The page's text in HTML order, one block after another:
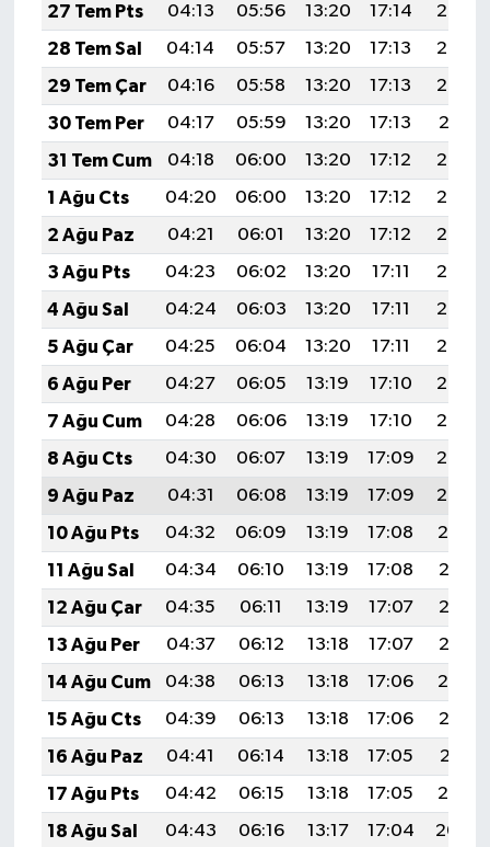
27 Tem Pts
04:13 05:56 13:20 17:14
20:34
28 Tem Sal
04:14 05:57 13:20 17:13
20:33
29 Tem Çar
04:16 05:58 13:20 17:13
20:32
30 Tem Per
04:17 05:59 13:20 17:13
20:31
31 Tem Cum
04:18 06:00 13:20 17:12
20:30
1 Ağu Cts
04:20 06:00 13:20 17:12
20:29
2 Ağu Paz
04:21 06:01 13:20 17:12
20:28
3 Ağu Pts
04:23 06:02 13:20 17:11
20:27
4 Ağu Sal
04:24 06:03 13:20 17:11
20:26
5 Ağu Çar
04:25 06:04 13:20 17:11
20:25
6 Ağu Per
04:27 06:05 13:19 17:10
20:24
7 Ağu Cum
04:28 06:06 13:19 17:10
20:23
8 Ağu Cts
04:30 06:07 13:19 17:09
20:22
9 Ağu Paz
04:31 06:08 13:19 17:09
20:20
10 Ağu Pts
04:32 06:09 13:19 17:08
20:19
11 Ağu Sal
04:34 06:10 13:19 17:08
20:18
12 Ağu Çar
04:35 06:11 13:19 17:07
20:17
13 Ağu Per
04:37 06:12 13:18 17:07
20:15
14 Ağu Cum
04:38 06:13 13:18 17:06
20:14
15 Ağu Cts
04:39 06:13 13:18 17:06
20:13
16 Ağu Paz
04:41 06:14 13:18 17:05
20:11
17 Ağu Pts
04:42 06:15 13:18 17:05
20:10
18 Ağu Sal
04:43 06:16 13:17 17:04
20:09